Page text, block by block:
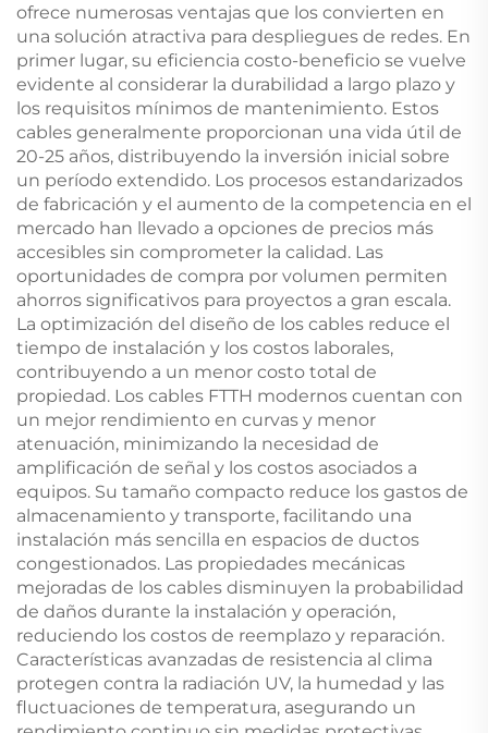
ofrece numerosas ventajas que los convierten en
una solución atractiva para despliegues de redes. En
primer lugar, su eficiencia costo-beneficio se vuelve
evidente al considerar la durabilidad a largo plazo y
los requisitos mínimos de mantenimiento. Estos
cables generalmente proporcionan una vida útil de
20-25 años, distribuyendo la inversión inicial sobre
un período extendido. Los procesos estandarizados
de fabricación y el aumento de la competencia en el
mercado han llevado a opciones de precios más
accesibles sin comprometer la calidad. Las
oportunidades de compra por volumen permiten
ahorros significativos para proyectos a gran escala.
La optimización del diseño de los cables reduce el
tiempo de instalación y los costos laborales,
contribuyendo a un menor costo total de
propiedad. Los cables FTTH modernos cuentan con
un mejor rendimiento en curvas y menor
atenuación, minimizando la necesidad de
amplificación de señal y los costos asociados a
equipos. Su tamaño compacto reduce los gastos de
almacenamiento y transporte, facilitando una
instalación más sencilla en espacios de ductos
congestionados. Las propiedades mecánicas
mejoradas de los cables disminuyen la probabilidad
de daños durante la instalación y operación,
reduciendo los costos de reemplazo y reparación.
Características avanzadas de resistencia al clima
protegen contra la radiación UV, la humedad y las
fluctuaciones de temperatura, asegurando un